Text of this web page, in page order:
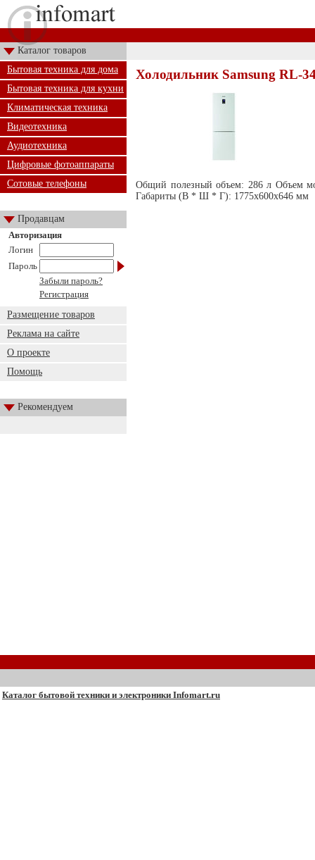
Каталог товаров
Бытовая техника для дома
Бытовая техника для кухни
Климатическая техника
Видеотехника
Аудиотехника
Цифровые фотоаппараты
Сотовые телефоны
Продавцам
Авторизация
Логин
Пароль
Забыли пароль?
Регистрация
Размещение товаров
Реклама на сайте
О проекте
Помощь
Рекомендуем
Холодильник Samsung RL-
Общий полезный объем: 286 л Объем
Габариты (В * Ш * Г): 1775х600х646 мм
Каталог бытовой техники и электроники Infomart.ru